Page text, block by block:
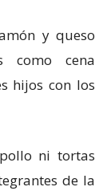
y queso
como cena
hijos con los
ni tortas
de la